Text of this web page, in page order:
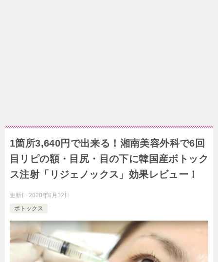
1箇所3,640円で出来る！湘南美容外科で6回
目リピの額・目尻・目の下に韓国産ボトック
ス注射「リジェノックス」効果レビュー！
更新日:2020年8月12日
ボトックス